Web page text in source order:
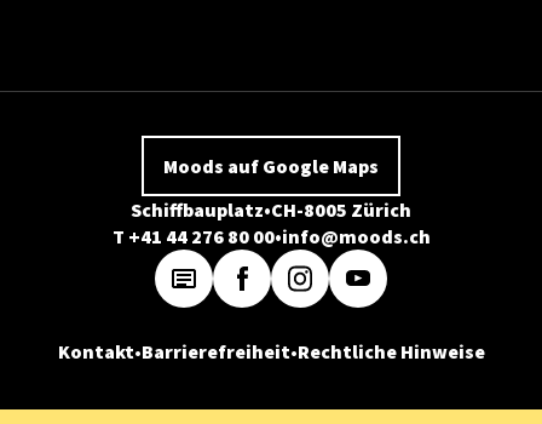
Moods auf Google Maps
Schiffbauplatz CH-8005 Zürich
T +41 44 276 80 00 info@moods.ch
Kontakt Barrierefreiheit Rechtliche Hinweise